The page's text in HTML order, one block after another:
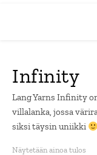
Infinity
Lang Yarns Infinity
villalanka, jossa
siksi täysin uniikki
Näytetään ainoa tulos